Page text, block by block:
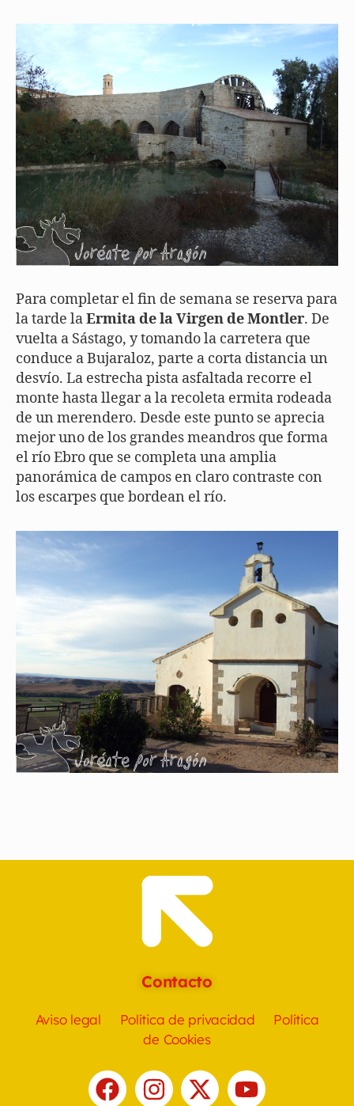
Para completar el fin de semana se reserva para
la tarde laErmita de la Virgen de Montler. De
vuelta a Sástago, y tomando la carretera que
conduce a Bujaraloz, parte a corta distancia un
desvío. La estrecha pista asfaltada recorre el
monte hasta llegar a la recoleta ermita rodeada
de un merendero. Desde este punto se aprecia
mejor uno de los grandes meandros que forma
el río Ebro que se completa una amplia
panorámica de campos en claro contraste con
los escarpes que bordean el río.
Contacto
Aviso legal Política de privacidad
Política
de Cookies